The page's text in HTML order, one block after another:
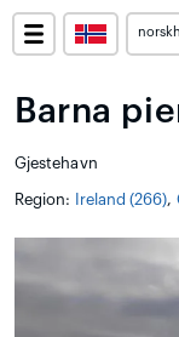
Barna
Gjestehavn
Region: Ireland (266),